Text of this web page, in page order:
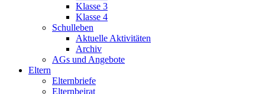
Klasse 3
Klasse 4
Schulleben
Aktuelle Aktivitäten
Archiv
AGs und Angebote
Eltern
Elternbriefe
Elternbeirat